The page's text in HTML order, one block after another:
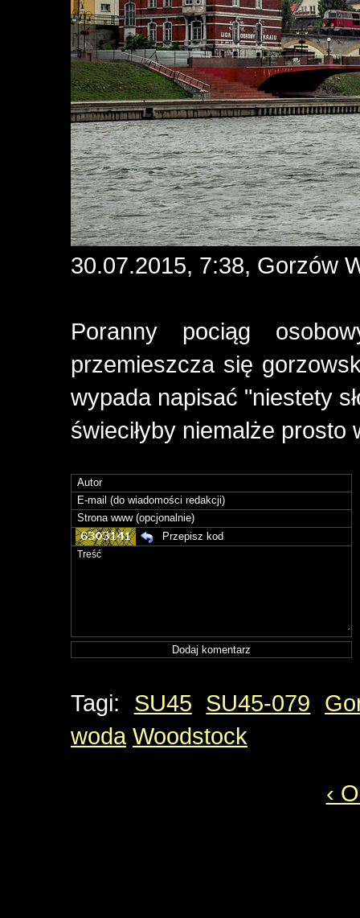
30.07.2015, 7:38, Gorzów
Poranny pociąg
przemieszcza się
wypada napisać "niestety
świeciłyby niemalże prosto
Tagi: SU45 SU45-079
woda Woodstock
‹